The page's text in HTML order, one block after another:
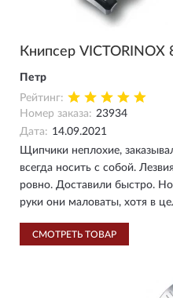
Книпсер VICTORINOX
Петр
Рейтинг:
Номер заказа: 23934
Дата: 14.09.2021
Щипчики неплохие,
всегда носить с собой.
ровно. Доставили быстро.
руки они маловаты, хотя в
СМОТРЕТЬ ТОВАР